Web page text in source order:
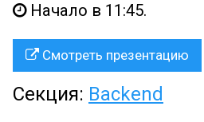
Начало в 11:45.
Смотреть презентацию
Секция: Backend